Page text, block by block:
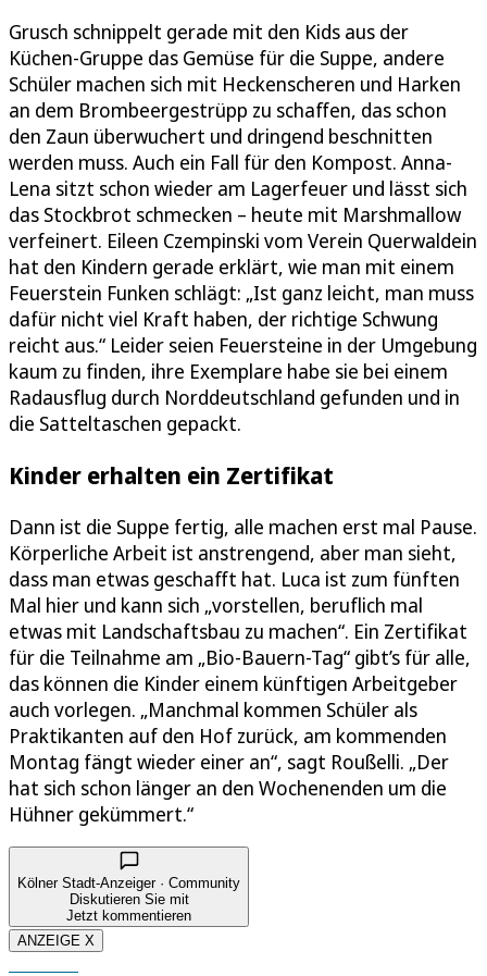
Grusch schnippelt gerade mit den Kids aus der
Küchen-Gruppe das Gemüse für die Suppe, andere
Schüler machen sich mit Heckenscheren und Harken
an dem Brombeergestrüpp zu schaffen, das schon
den Zaun überwuchert und dringend beschnitten
werden muss. Auch ein Fall für den Kompost. Anna-
Lena sitzt schon wieder am Lagerfeuer und lässt sich
das Stockbrot schmecken – heute mit Marshmallow
verfeinert. Eileen Czempinski vom Verein Querwaldein
hat den Kindern gerade erklärt, wie man mit einem
Feuerstein Funken schlägt: „Ist ganz leicht, man muss
dafür nicht viel Kraft haben, der richtige Schwung
reicht aus.“ Leider seien Feuersteine in der Umgebung
kaum zu finden, ihre Exemplare habe sie bei einem
Radausflug durch Norddeutschland gefunden und in
die Satteltaschen gepackt.
Kinder erhalten ein Zertifikat
Dann ist die Suppe fertig, alle machen erst mal Pause.
Körperliche Arbeit ist anstrengend, aber man sieht,
dass man etwas geschafft hat. Luca ist zum fünften
Mal hier und kann sich „vorstellen, beruflich mal
etwas mit Landschaftsbau zu machen“. Ein Zertifikat
für die Teilnahme am „Bio-Bauern-Tag“ gibt’s für alle,
das können die Kinder einem künftigen Arbeitgeber
auch vorlegen. „Manchmal kommen Schüler als
Praktikanten auf den Hof zurück, am kommenden
Montag fängt wieder einer an“, sagt Roußelli. „Der
hat sich schon länger an den Wochenenden um die
Hühner gekümmert.“
Kölner Stadt-Anzeiger · Community
Diskutieren Sie mit
Jetzt kommentieren
ANZEIGE X